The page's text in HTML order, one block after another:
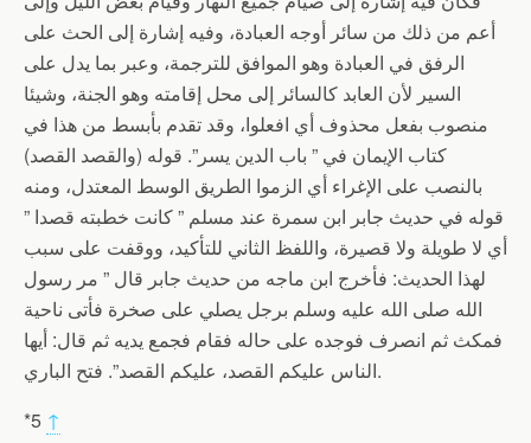
أعم من ذلك من سائر أوجه العبادة، وفيه إشارة إلى الحث على
الرفق في العبادة وهو الموافق للترجمة، وعبر بما يدل على
السير لأن العابد كالسائر إلى محل إقامته وهو الجنة، وشيئا
منصوب بفعل محذوف أي افعلوا، وقد تقدم بأبسط من هذا في
كتاب الإيمان في ” باب الدين يسر”. قوله (والقصد القصد)
بالنصب على الإغراء أي الزموا الطريق الوسط المعتدل، ومنه
قوله في حديث جابر ابن سمرة عند مسلم ” كانت خطبته قصدا ”
أي لا طويلة ولا قصيرة، واللفظ الثاني للتأكيد، ووقفت على سبب
لهذا الحديث: فأخرج ابن ماجه من حديث جابر قال ” مر رسول
الله صلى الله عليه وسلم برجل يصلي على صخرة فأتى ناحية
فمكث ثم انصرف فوجده على حاله فقام فجمع يديه ثم قال: أيها
الناس عليكم القصد، عليكم القصد”. فتح الباري.
*5 ↑